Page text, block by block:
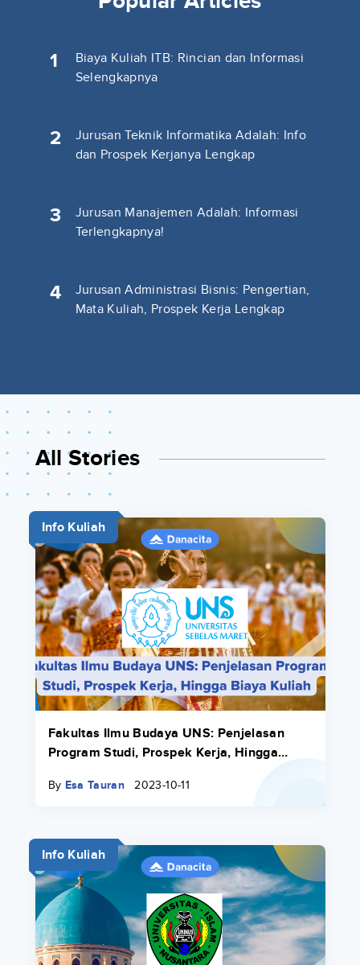
1
Biaya Kuliah ITB: Rincian dan Informasi
Selengkapnya
2
Jurusan Teknik Informatika Adalah: Info
dan Prospek Kerjanya Lengkap
3
Jurusan Manajemen Adalah: Informasi
Terlengkapnya!
4
Jurusan Administrasi Bisnis: Pengertian,
Mata Kuliah, Prospek Kerja Lengkap
All Stories
Info Kuliah
Fakultas Ilmu Budaya UNS: Penjelasan
Program Studi, Prospek Kerja, Hingga
By Esa Tauran 2023-10-11
Info Kuliah